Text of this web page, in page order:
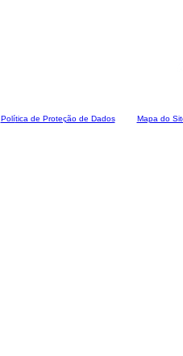
Política de Proteção de Dados Mapa do